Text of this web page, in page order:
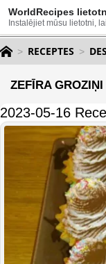
WorldRecipes
Instalējiet mūsu lietotni,
RECEPTES
ZEFĪRA
2023-05-16